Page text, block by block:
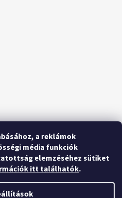
a reklámok
média funkciók
elemzéséhez sütiket
itt találhatók.